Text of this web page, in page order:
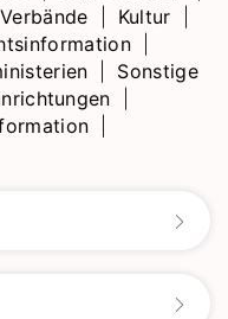
Kultur
|
Sonstige